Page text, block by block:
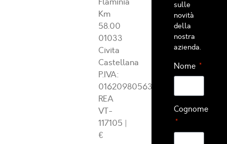
Km
58.00
01033
Civita
Castellana
P.IVA:
01620980563
REA
VT-
117105 |
€
sulle
novità
della
nostra
azienda.
Nome
Cognome